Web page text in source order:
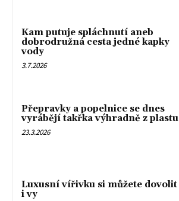
Kam putuje spláchnutí aneb
dobrodružná cesta jedné kapky
vody
3.7.2026
Přepravky a popelnice se dnes
vyrábějí takřka výhradně z plastu
23.3.2026
Luxusní vířivku si můžete dovolit
i vy